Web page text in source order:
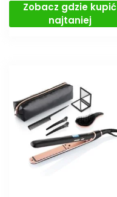
Zobacz gdzie kupić
najtaniej